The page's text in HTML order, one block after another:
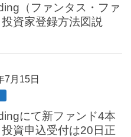
（ファンタス・ファ
資家登録方法図説
7月15日
にて新ファンド4本
資申込受付は20日正